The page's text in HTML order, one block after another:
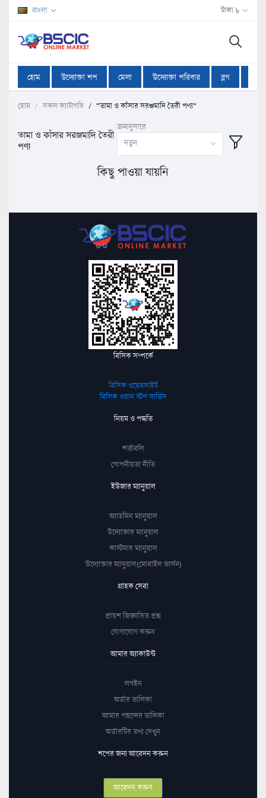
বাংলা টাকা ৳
হোম উদ্যোক্তা শপ মেলা উদ্যোক্তা পরিবার ব্লগ
হোম সকল ক্যাটাগরি "তামা ও কাঁসার সরঞ্জমাদি তৈরী পণ্য"
তামা ও কাঁসার সরঞ্জমাদি তৈরী
পণ্য
ক্রমানুসারে
নতুন
কিছু পাওয়া যায়নি
বিসিক সম্পর্কে
বিসিক ওয়েবসাইট
বিসিক ওয়ান স্টপ সার্ভিস
নিয়ম ও পদ্ধতি
শর্তাবলি
গোপনীয়তা নীতি
ইউজার ম্যানুয়াল
অ্যাডমিন ম্যানুয়াল
উদ্যোক্তার ম্যানুয়াল
কাস্টমার ম্যানুয়াল
উদ্যোক্তার ম্যানুয়াল(মোবাইল ভার্সন)
গ্রাহক সেবা
প্রায়শ জিজ্ঞাসিত প্রশ্ন
যোগাযোগ করুন
আমার অ্যাকাউন্ট
লগইন
অর্ডার তালিকা
আমার পছন্দের তালিকা
অর্ডারটির তথ্য দেখুন
শপের জন্য আবেদন করুন
আবেদন করুন